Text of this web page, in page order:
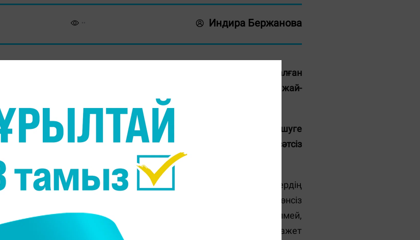
Индира Бержанова
да себеп болатын нәрселердің ең қуаттысы - тілі. Сөзі жоғалған
Байтұрсынұлының қасиетті қағидасы қазіргі қоғамның жай-
жүзі болса да, тіл мәселесіне қатысты түйіткілдерді шешуге
тіпті қазақ тілін мазаққа айналдырып тұрған көшедегі сәтсіз
түсінікке құралған жарнамалар дәлел.
болса да білініп жатыр. Қала көшелерін­де, кейбір дүкендердің
жар­на­ма­лар қатеге толы. Көзге түрпідей тиетін мәтін мен жөнсіз
де үйренген. Жарнамаларды аударарда көбі ма­ғынасына үңілмей,
салады. Ал келесі біреуі қа­зақ тілінде мүлде жазбайды. Қажет